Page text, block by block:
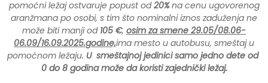
pomoćni ležaj ostvaruje popust od20%na cenu ugovorenog
aranžmana po osobi, s tim što nominalni iznos zaduženja ne
može biti manji od 105 €, osim za smene 29.05/08.06-
06.09/16.09.2025.godine,ima mesto u autobusu, smeštaj u
pomoćnom ležaju. U smeštajnoj jedinici samo jedno dete od
0 do 8 godina može da koristi zajednički ležaj.